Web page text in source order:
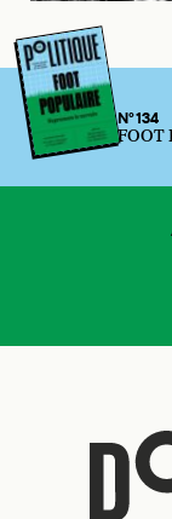
N°134
FOOT